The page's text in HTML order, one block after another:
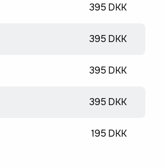
395 DKK
395 DKK
395 DKK
395 DKK
195 DKK